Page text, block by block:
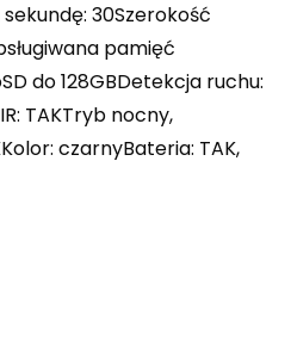
30Szerokość
pamięć
do 128GBDetekcja ruchu:
TAKTryb nocny,
czarnyBateria: TAK,